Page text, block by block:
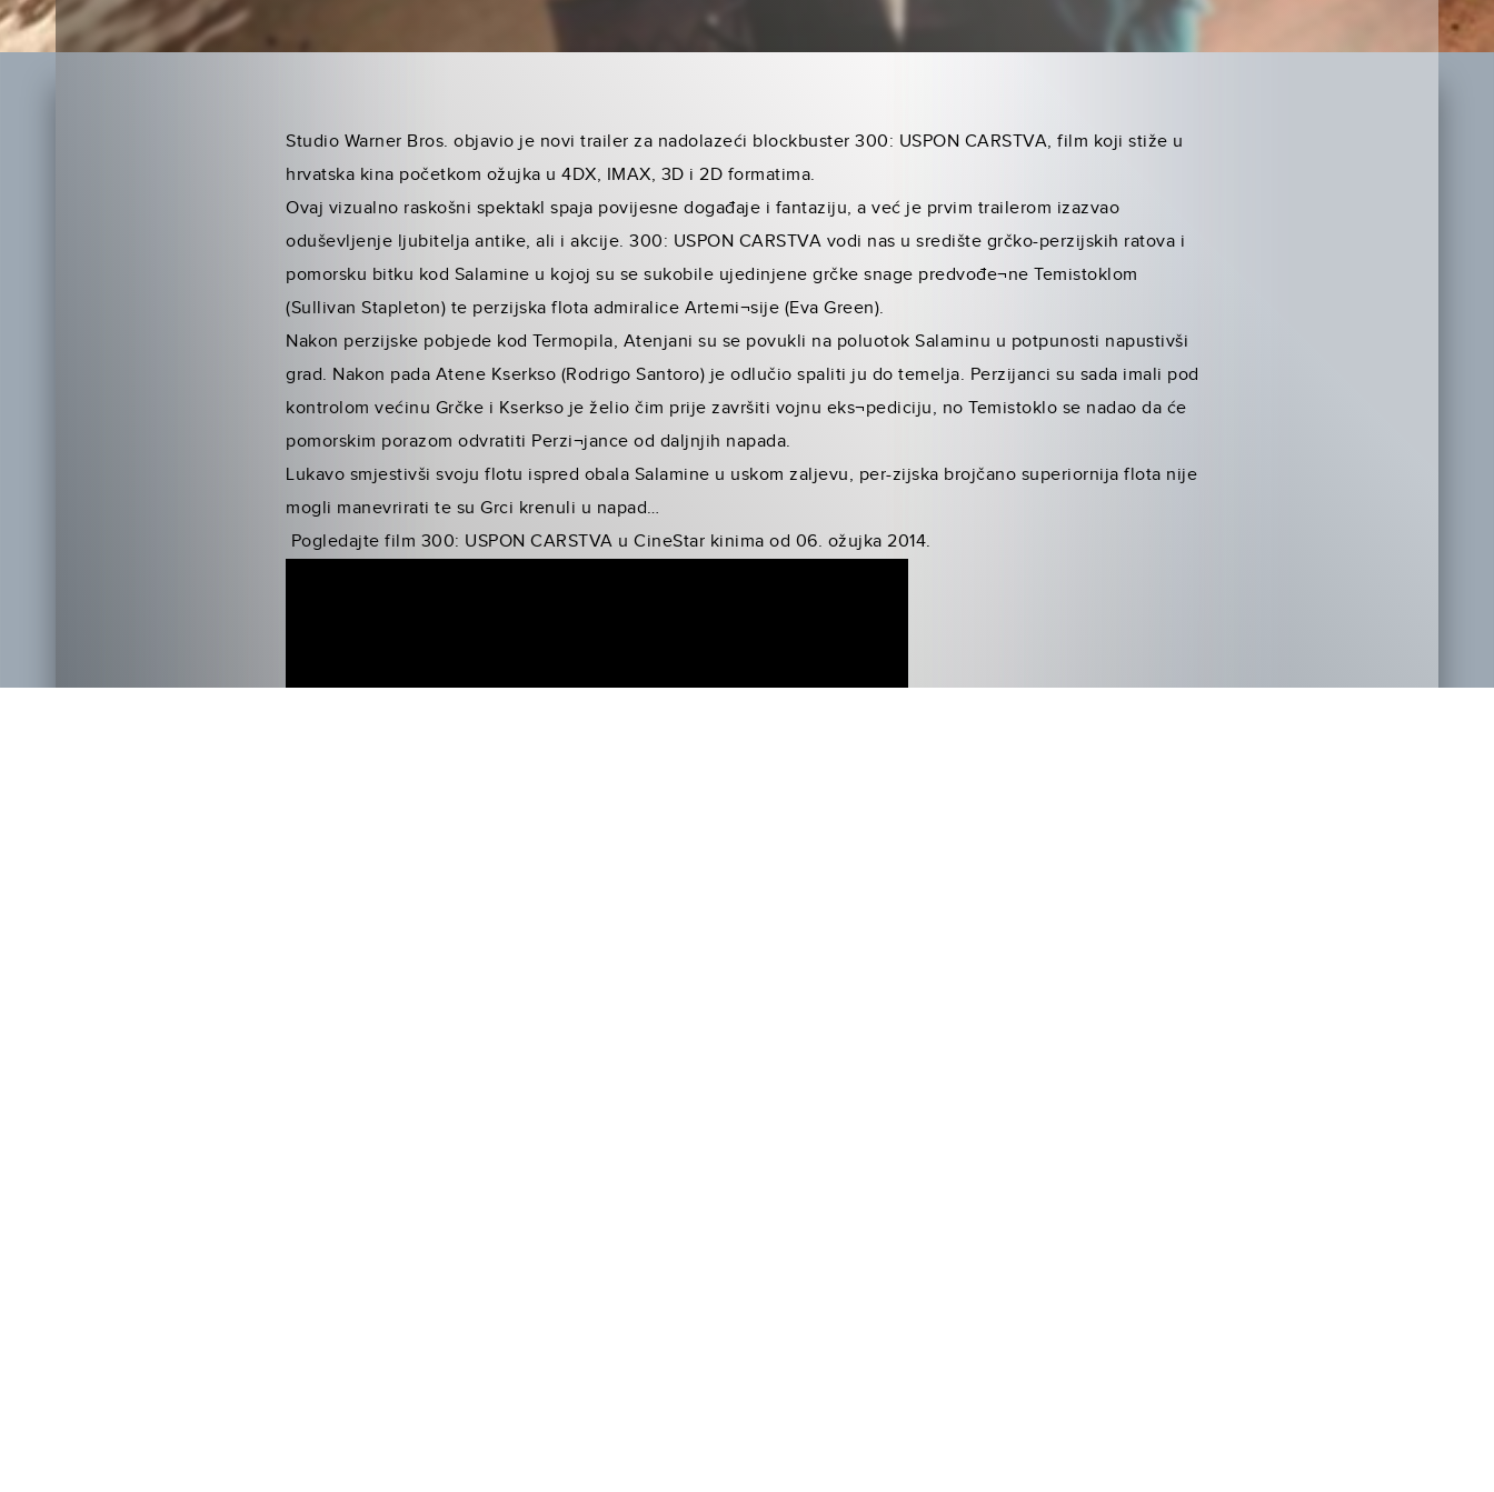
Studio Warner Bros. objavio je novi trailer za nadolazeći blockbuster 300: USPON CARSTVA, film koji stiže u
hrvatska kina početkom ožujka u 4DX, IMAX, 3D i 2D formatima.
Ovaj vizualno raskošni spektakl spaja povijesne događaje i fantaziju, a već je prvim trailerom izazvao
oduševljenje ljubitelja antike, ali i akcije. 300: USPON CARSTVA vodi nas u središte grčko-perzijskih ratova i
pomorsku bitku kod Salamine u kojoj su se sukobile ujedinjene grčke snage predvođe¬ne Temistoklom
(Sullivan Stapleton) te perzijska flota admiralice Artemi¬sije (Eva Green).
Nakon perzijske pobjede kod Termopila, Atenjani su se povukli na poluotok Salaminu u potpunosti napustivši
grad. Nakon pada Atene Kserkso (Rodrigo Santoro) je odlučio spaliti ju do temelja. Perzijanci su sada imali pod
kontrolom većinu Grčke i Kserkso je želio čim prije završiti vojnu eks¬pediciju, no Temistoklo se nadao da će
pomorskim porazom odvratiti Perzi¬jance od daljnjih napada.
Lukavo smjestivši svoju flotu ispred obala Salamine u uskom zaljevu, per-zijska brojčano superiornija flota nije
mogli manevrirati te su Grci krenuli u napad…
Pogledajte film 300: USPON CARSTVA u CineStar kinima od 06. ožujka 2014.